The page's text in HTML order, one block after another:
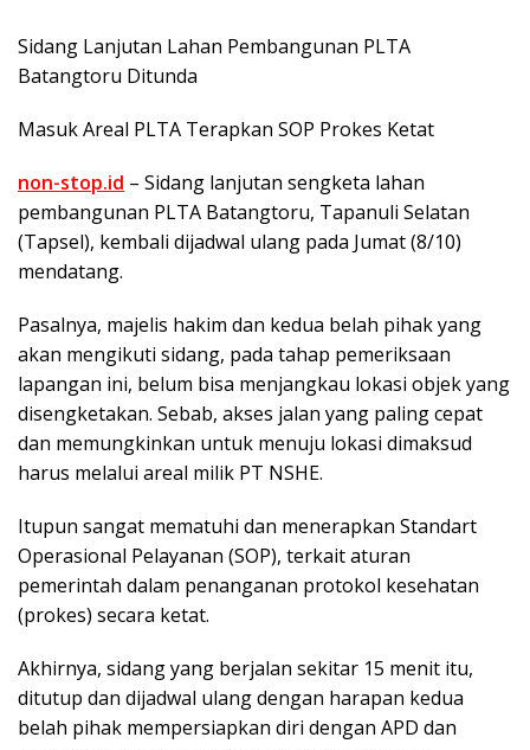
Sidang Lanjutan Lahan Pembangunan PLTA
Batangtoru Ditunda
Masuk Areal PLTA Terapkan SOP Prokes Ketat
non-stop.id – Sidang lanjutan sengketa lahan
pembangunan PLTA Batangtoru, Tapanuli Selatan
(Tapsel), kembali dijadwal ulang pada Jumat (8/10)
mendatang.
Pasalnya, majelis hakim dan kedua belah pihak yang
akan mengikuti sidang, pada tahap pemeriksaan
lapangan ini, belum bisa menjangkau lokasi objek yang
disengketakan. Sebab, akses jalan yang paling cepat
dan memungkinkan untuk menuju lokasi dimaksud
harus melalui areal milik PT NSHE.
Itupun sangat mematuhi dan menerapkan Standart
Operasional Pelayanan (SOP), terkait aturan
pemerintah dalam penanganan protokol kesehatan
(prokes) secara ketat.
Akhirnya, sidang yang berjalan sekitar 15 menit itu,
ditutup dan dijadwal ulang dengan harapan kedua
belah pihak mempersiapkan diri dengan APD dan